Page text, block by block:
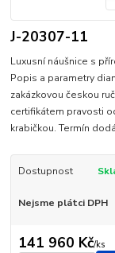
J-20307-11
Luxusní náušnice s
Popis a parametry
zakázkovou českou
certifikátem pravosti
krabičkou. Termín
Dostupnost
Nejsme plátci DPH
141 960 Kč/ks